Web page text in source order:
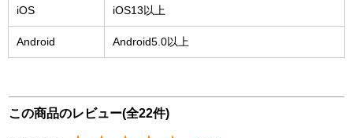
iOS iOS13以上
Android Android5.0以上
この商品のレビュー(全22件)